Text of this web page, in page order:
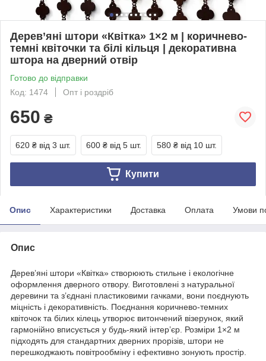
Дерев’яні штори «Квітка» 1×2 м | коричнево-
темні квіточки та білі кільця | декоративна
штора на дверний отвір
Готово до відправки
Код: 1474
Опт і роздріб
650 ₴
620 ₴ від 3 шт. 600 ₴ від 5 шт. 580 ₴ від 10 шт.
Купити
Опис Характеристики Доставка Оплата Умови
Опис
Дерев’яні штори «Квітка» створюють стильне і екологічне
оформлення дверного отвору. Виготовлені з натуральної
деревини та з’єднані пластиковими гачками, вони поєднують
міцність і декоративність. Поєднання коричнево-темних
квіточок та білих кілець утворює витончений візерунок, який
гармонійно вписується у будь-який інтер’єр. Розміри 1×2 м
підходять для стандартних дверних прорізів, штори не
перешкоджають повітрообміну і ефективно зонують простір.